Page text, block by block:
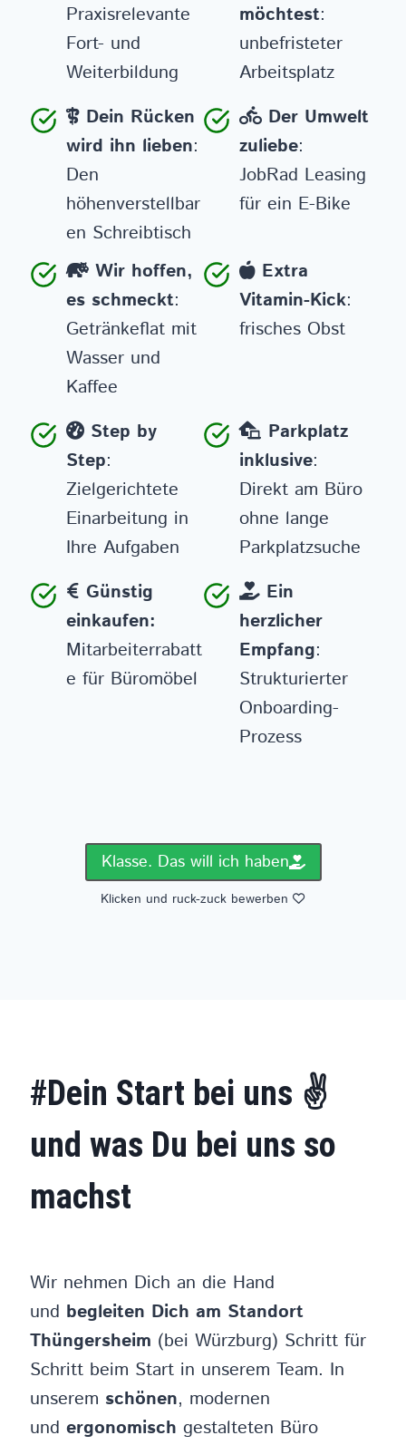
Praxisrelevante
Fort- und
Weiterbildung
möchtest:
unbefristeter
Arbeitsplatz
Dein Rücken
wird ihn lieben:
Den
höhenverstellbar
en Schreibtisch
Der Umwelt
zuliebe:
JobRad Leasing
für ein E-Bike
Wir hoffen,
es schmeckt:
Getränkeflat mit
Wasser und
Kaffee
Extra
Vitamin-Kick:
frisches Obst
Step by
Step:
Zielgerichtete
Einarbeitung in
Ihre Aufgaben
Parkplatz
inklusive:
Direkt am Büro
ohne lange
Parkplatzsuche
Günstig
einkaufen:
Mitarbeiterrabatt
e für Büromöbel
Ein
herzlicher
Empfang:
Strukturierter
Onboarding-
Prozess
Klasse. Das will ich haben
Klicken und ruck-zuck bewerben
#Dein Start bei uns ✌️
und was Du bei uns so
machst
Wir nehmen Dich an die Hand
und begleiten Dich am Standort
Thüngersheim (bei Würzburg) Schritt für
Schritt beim Start in unserem Team. In
unserem schönen, modernen
und ergonomisch gestalteten Büro